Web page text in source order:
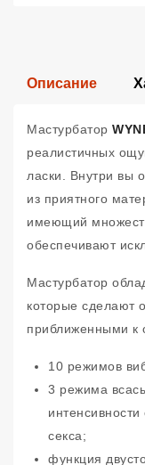
Описание
Мастурбатор
реалистичных
ласки. Внутри вы
из приятного
имеющий
обеспечивают
Мастурбатор
которые сделают
приближенными к
10 режимов
3 режима
секса;
функция